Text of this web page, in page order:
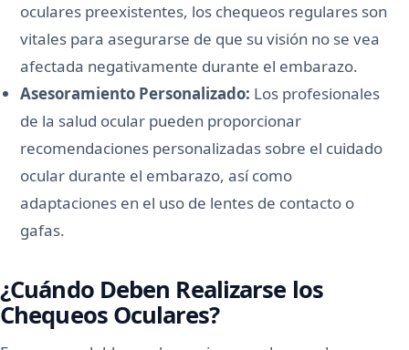
oculares preexistentes, los chequeos regulares son
vitales para asegurarse de que su visión no se vea
afectada negativamente durante el embarazo.
Asesoramiento Personalizado: Los profesionales
de la salud ocular pueden proporcionar
recomendaciones personalizadas sobre el cuidado
ocular durante el embarazo, así como
adaptaciones en el uso de lentes de contacto o
gafas.
¿Cuándo Deben Realizarse los
Chequeos Oculares?